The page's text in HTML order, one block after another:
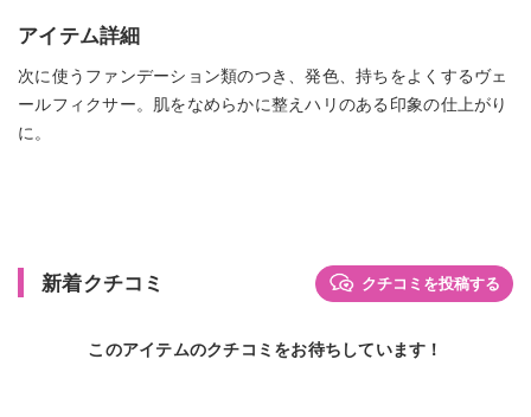
アイテム詳細
次に使うファンデーション類のつき、発色、持ちをよくするヴェ
ールフィクサー。肌をなめらかに整えハリのある印象の仕上がり
に。
新着クチコミ クチコミを投稿する
このアイテムのクチコミをお待ちしています！